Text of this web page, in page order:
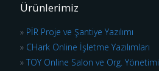
Ürünlerimiz
» PİR Proje ve Şantiye Yazılımı
» CHark Online İşletme Yazılımları
» TOY Online Salon ve Org. Yönetimi